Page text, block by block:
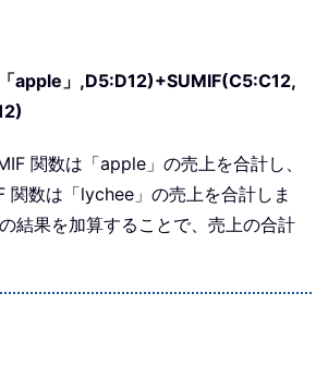
apple」,D5:D12)+SUMIF(C5:C12,
関数は「apple」の売上を合計し、
関数は「lychee」の売上を合計しま
結果を加算することで、売上の合計